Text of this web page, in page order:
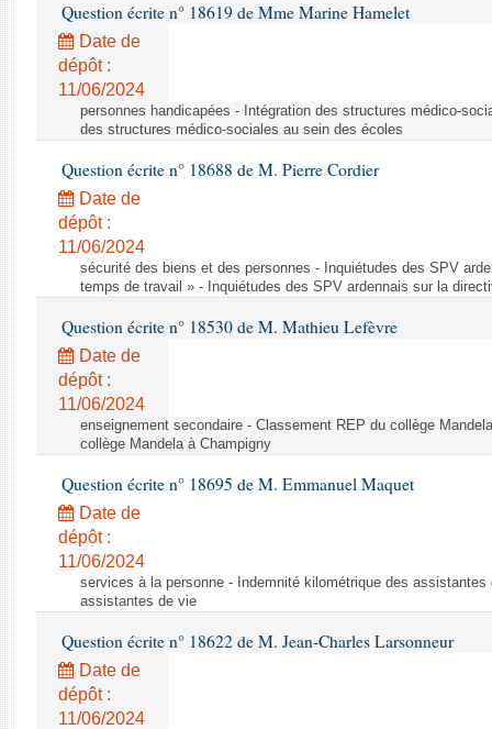
Question écrite n° 18619 de Mme Marine Hamelet
Date de
dépôt :
11/06/2024
personnes handicapées - Intégration des structures médico-
des structures médico-sociales au sein des écoles
Question écrite n° 18688 de M. Pierre Cordier
Date de
dépôt :
11/06/2024
sécurité des biens et des personnes - Inquiétudes des SPV
temps de travail » - Inquiétudes des SPV ardennais sur la
Question écrite n° 18530 de M. Mathieu Lefèvre
Date de
dépôt :
11/06/2024
enseignement secondaire - Classement REP du collège
collège Mandela à Champigny
Question écrite n° 18695 de M. Emmanuel Maquet
Date de
dépôt :
11/06/2024
services à la personne - Indemnité kilométrique des
assistantes de vie
Question écrite n° 18622 de M. Jean-Charles Larsonneur
Date de
dépôt :
11/06/2024